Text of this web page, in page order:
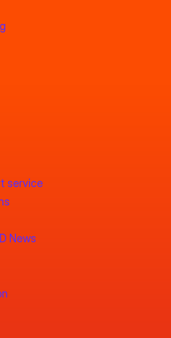
service
News